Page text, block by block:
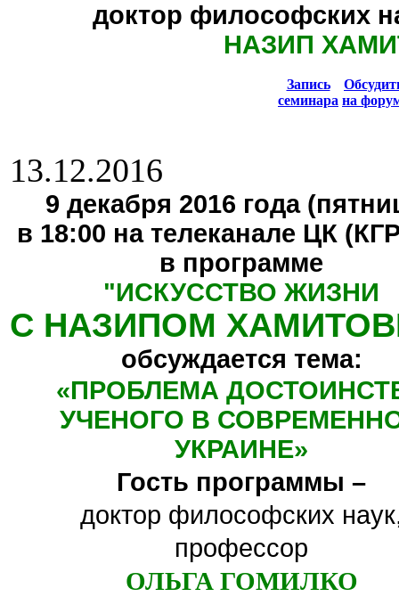
доктор философских
НАЗИП
Запись
семинара на
13.12.2016
9 декабря 2016 года
в 18:00 на телеканале ЦК
в программе
"ИСКУССТВО ЖИЗНИ
С НАЗИПОМ
обсуждается тема:
«ПРОБЛЕМА
УЧЕНОГО В
УКРАИНЕ»
Гость программы –
доктор философских
профессор
ОЛЬГА ГОМИЛКО